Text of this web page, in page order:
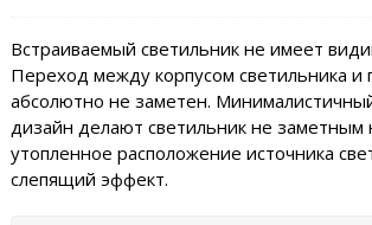
Встраиваемый светильник не имеет
Переход между корпусом светильника и
абсолютно не заметен.
дизайн делают светильник не заметным
утопленное расположение источника
слепящий эффект.